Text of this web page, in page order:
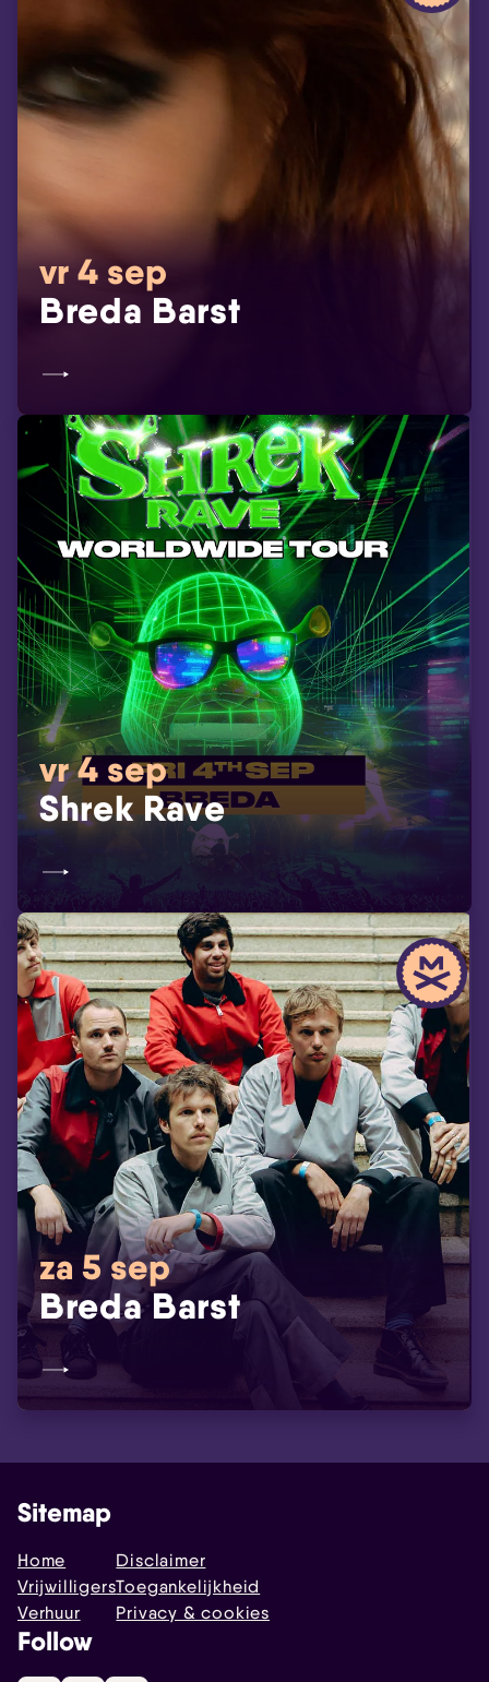
vr 4 sep
Breda Barst
vr 4 sep
Shrek Rave
za 5 sep
Breda Barst
Sitemap
Home
Vrijwilligers
Verhuur
Disclaimer
Toegankelijkheid
Privacy & cookies
Follow